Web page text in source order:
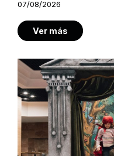
07/08/2026
Ver más